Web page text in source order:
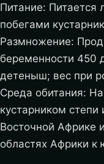
Питание: Питается
побегами
Размножение:
беременности 450
детеныш; вес при
Среда обитания:
кустарником степи
Восточной Африке
областях Африки к